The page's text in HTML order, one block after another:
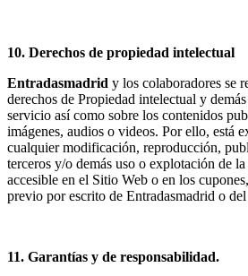
10. Derechos de propiedad intelectual
Entradasmadrid y los colaboradores se
derechos de Propiedad intelectual y
servicio así como sobre los contenidos
imágenes, audios o videos. Por ello, está
cualquier modificación, reproducción,
terceros y/o demás uso o explotación de
accesible en el Sitio Web o en los
previo por escrito de Entradasmadrid o
11. Garantías y de responsabilidad.